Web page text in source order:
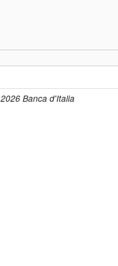
Banca d'Italia